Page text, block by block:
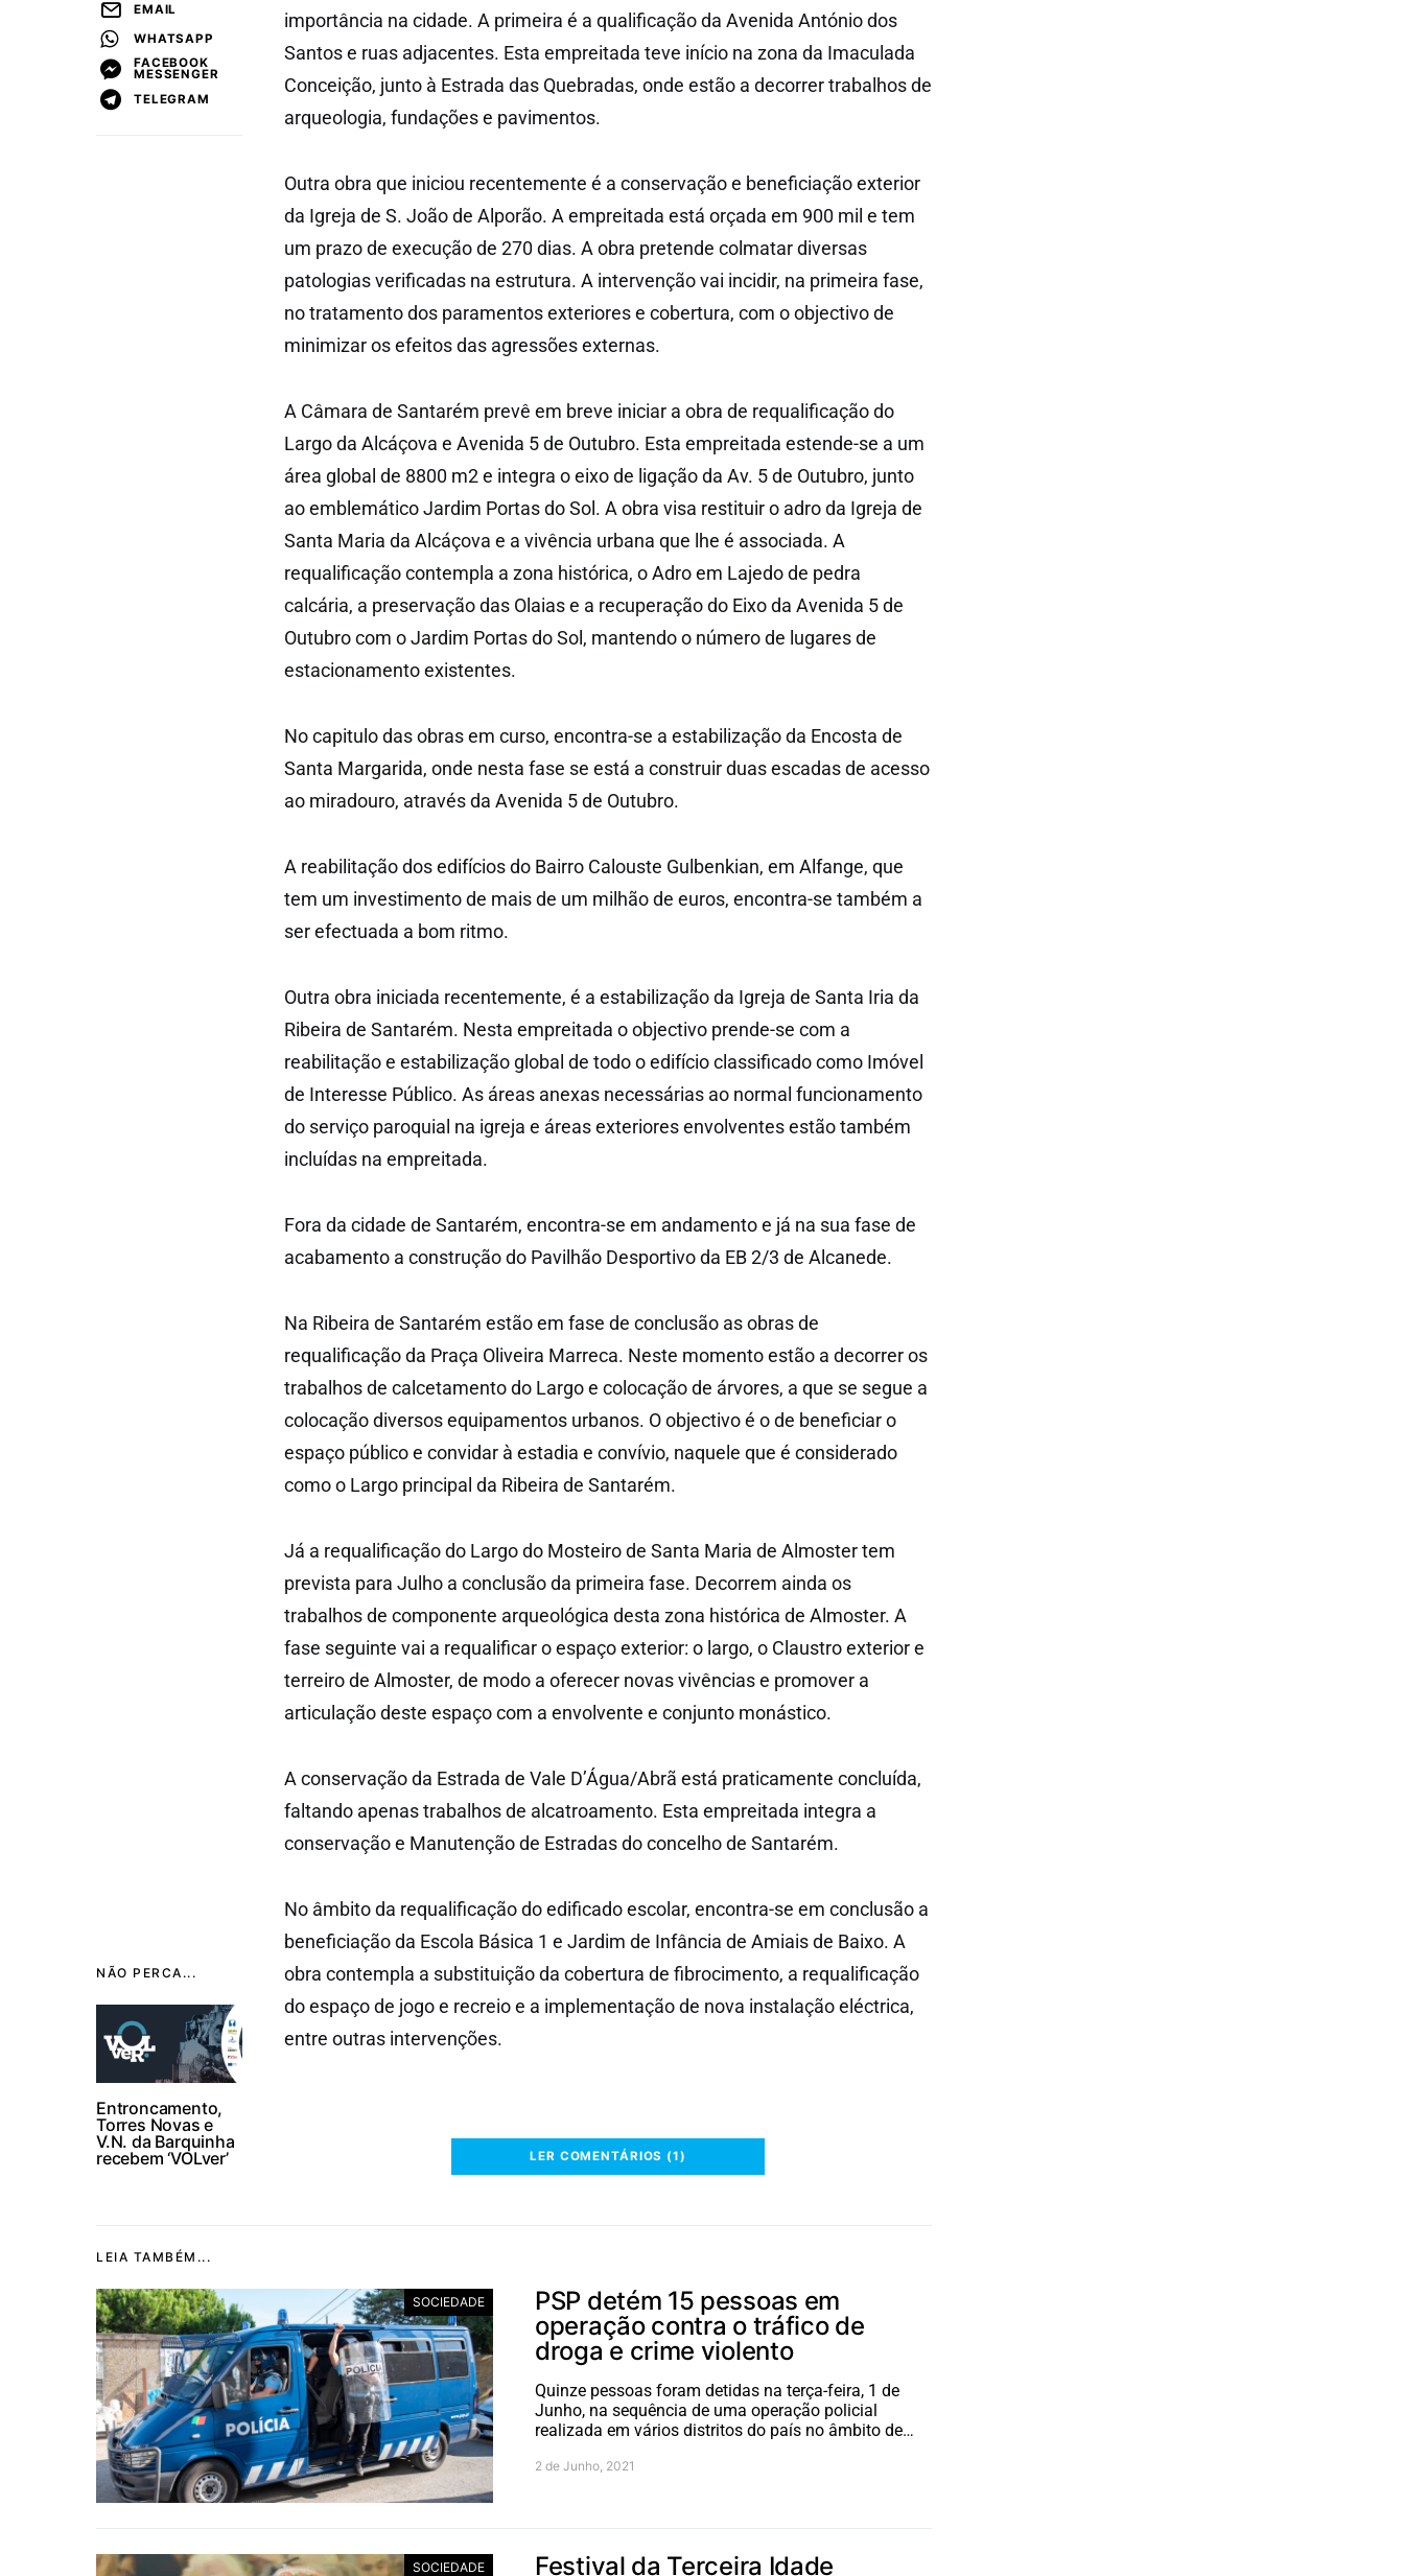
NÃO PERCA...
Entroncamento,
Torres Novas e
V.N. da Barquinha
recebem ‘VOLver’
EMAIL
WHATSAPP
FACEBOOK
MESSENGER
TELEGRAM
importância na cidade. A primeira é a qualificação da Avenida António dos
Santos e ruas adjacentes. Esta empreitada teve início na zona da Imaculada
Conceição, junto à Estrada das Quebradas, onde estão a decorrer trabalhos de
arqueologia, fundações e pavimentos.
Outra obra que iniciou recentemente é a conservação e beneficiação exterior
da Igreja de S. João de Alporão. A empreitada está orçada em 900 mil e tem
um prazo de execução de 270 dias. A obra pretende colmatar diversas
patologias verificadas na estrutura. A intervenção vai incidir, na primeira fase,
no tratamento dos paramentos exteriores e cobertura, com o objectivo de
minimizar os efeitos das agressões externas.
A Câmara de Santarém prevê em breve iniciar a obra de requalificação do
Largo da Alcáçova e Avenida 5 de Outubro. Esta empreitada estende-se a um
área global de 8800 m2 e integra o eixo de ligação da Av. 5 de Outubro, junto
ao emblemático Jardim Portas do Sol. A obra visa restituir o adro da Igreja de
Santa Maria da Alcáçova e a vivência urbana que lhe é associada. A
requalificação contempla a zona histórica, o Adro em Lajedo de pedra
calcária, a preservação das Olaias e a recuperação do Eixo da Avenida 5 de
Outubro com o Jardim Portas do Sol, mantendo o número de lugares de
estacionamento existentes.
No capitulo das obras em curso, encontra-se a estabilização da Encosta de
Santa Margarida, onde nesta fase se está a construir duas escadas de acesso
ao miradouro, através da Avenida 5 de Outubro.
A reabilitação dos edifícios do Bairro Calouste Gulbenkian, em Alfange, que
tem um investimento de mais de um milhão de euros, encontra-se também a
ser efectuada a bom ritmo.
Outra obra iniciada recentemente, é a estabilização da Igreja de Santa Iria da
Ribeira de Santarém. Nesta empreitada o objectivo prende-se com a
reabilitação e estabilização global de todo o edifício classificado como Imóvel
de Interesse Público. As áreas anexas necessárias ao normal funcionamento
do serviço paroquial na igreja e áreas exteriores envolventes estão também
incluídas na empreitada.
Fora da cidade de Santarém, encontra-se em andamento e já na sua fase de
acabamento a construção do Pavilhão Desportivo da EB 2/3 de Alcanede.
Na Ribeira de Santarém estão em fase de conclusão as obras de
requalificação da Praça Oliveira Marreca. Neste momento estão a decorrer os
trabalhos de calcetamento do Largo e colocação de árvores, a que se segue a
colocação diversos equipamentos urbanos. O objectivo é o de beneficiar o
espaço público e convidar à estadia e convívio, naquele que é considerado
como o Largo principal da Ribeira de Santarém.
Já a requalificação do Largo do Mosteiro de Santa Maria de Almoster tem
prevista para Julho a conclusão da primeira fase. Decorrem ainda os
trabalhos de componente arqueológica desta zona histórica de Almoster. A
fase seguinte vai a requalificar o espaço exterior: o largo, o Claustro exterior e
terreiro de Almoster, de modo a oferecer novas vivências e promover a
articulação deste espaço com a envolvente e conjunto monástico.
A conservação da Estrada de Vale D’Água/Abrã está praticamente concluída,
faltando apenas trabalhos de alcatroamento. Esta empreitada integra a
conservação e Manutenção de Estradas do concelho de Santarém.
No âmbito da requalificação do edificado escolar, encontra-se em conclusão a
beneficiação da Escola Básica 1 e Jardim de Infância de Amiais de Baixo. A
obra contempla a substituição da cobertura de fibrocimento, a requalificação
do espaço de jogo e recreio e a implementação de nova instalação eléctrica,
entre outras intervenções.
LER COMENTÁRIOS (1)
LEIA TAMBÉM...
SOCIEDADE
PSP detém 15 pessoas em
operação contra o tráfico de
droga e crime violento
Quinze pessoas foram detidas na terça-feira, 1 de
Junho, na sequência de uma operação policial
realizada em vários distritos do país no âmbito de…
2 de Junho, 2021
SOCIEDADE Festival da Terceira Idade